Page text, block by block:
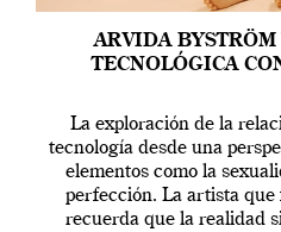
ARVIDA
TECNOLÓGICA
La exploración de la
tecnología desde una
elementos como la
perfección. La artista
recuerda que la realidad